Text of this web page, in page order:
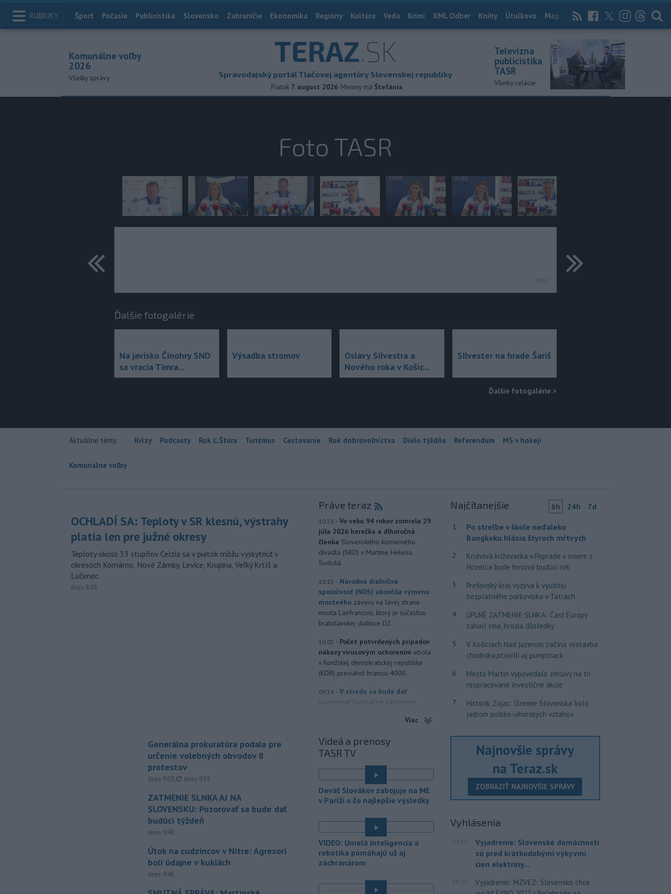
RUBRIKY Index
Šport Počasie Publicistika Slovensko Zahraničie Ekonomika Regióny Kultúra Veda Krimi XML Odber Knihy Útulkovo Magazín News Now Archív
TERAZ.SK
Spravodajský portál Tlačovej agentúry Slovenskej republiky
Piatok 7. august 2026 Meniny má Štefánia
Komunálne voľby
2026
Všetky správy
Televízna
publicistika
TASR
Všetky relácie
Foto TASR
Zdroj:
predchádzajúce ďalšie
Ďalšie fotogalérie
Na javisko Činohry SND
sa vracia Timra...
Výsadba stromov
Oslavy Silvestra a
Nového roka v Košic...
Silvester na hrade Šariš
Ďalšie fotogalérie >
Aktuálne témy: Kvízy Podcasty Rok Ľ.Štúra Turizmus Cestovanie Rok dobrovoľníctva Dielo týždňa Referendum MS v hokeji
Komunálne voľby
OCHLADÍ SA: Teploty v SR klesnú, výstrahy
platia len pre južné okresy
Teploty okolo 33 stupňov Celzia sa v piatok môžu vyskytnúť v
okresoch Komárno, Nové Zámky, Levice, Krupina, Veľký Krtíš a
Lučenec.
dnes 8:08
Generálna prokuratúra podala pre
určenie volebných obvodov 8
protestov
dnes 9:03, aktualizované
dnes 9:55
ZATMENIE SLNKA AJ NA
SLOVENSKU: Pozorovať sa bude dať
budúci týždeň
dnes 9:40
Útok na cudzincov v Nitre: Agresori
boli údajne v kuklách
dnes 9:46
Práve teraz
10:23 - Vo veku 94 rokov zomrela 29.
júla 2026 herečka a dlhoročná
členka Slovenského komorného
divadla (SKD) v Martine Helena
Sudická.
10:15 - Národná diaľničná
spoločnosť (NDS) ukončila výmenu
mostného záveru na ľavej strane
mosta Lanfranconi, ktorý je súčasťou
bratislavskej diaľnice D2.
10:02 - Počet potvrdených prípadov
nákazy vírusovým ochorením ebola
v Konžskej demokratickej republike
(KDR) presiahol hranicu 4000.
09:24 - V stredu sa bude dať
pozorovať čiastočné zatmenie
podala v súvislosti s určením
volebnýchobvodov celkovo osem
piatim uzneseniam mestských
zastupiteľstiev a trom uzneseniam
zastupiteľstiev samosprávnych krajov.
Richard Raši (Hlas-SD) odsudzuje
útok na mladých ľudí zo zahraničia,
ktorý sa stal v Nitre. Verí, že polícia
páchateľov nájde a za tento čin
ponesú následky.
08:08 - Teploty na Slovensku v
Viac
Videá a prenosy
TASR TV
Deväť Slovákov zabojuje na ME
v Paríži o čo najlepšie výsledky
VIDEO: Umelá inteligencia a
robotika pomáhajú už aj
záchranárom
Najčítanejšie 6h 24h 7d
1
Po streľbe v škole neďaleko
Bangkoku hlásia štyroch mŕtvych
2
Kruhová križovatka v Poprade v smere z
Hozelca bude hotová budúci rok
3
Prešovský kraj vyzýva k využitiu
bezplatného parkoviska v Tatrách
4
ÚPLNÉ ZATMENIE SLNKA: Časť Európy
zahalí tma, hrozia dôsledky
5
V Košiciach Nad jazerom začína výstavba
chodníka,otvorili aj pumptrack
6
Mesto Martin vypovedalo zmluvy na tri
rozpracované investičné akcie
7
Historik Zajac: Územie Slovenska bolo
jadrom poľsko-uhorských vzťahov
Najnovšie správy
na Teraz.sk
ZOBRAZIŤ NAJNOVŠIE SPRÁVY
Vyhlásenia
07:55
Vyjadrenie: Slovenské domácnosti
sú pred krátkodobými výkyvmi
cien elektriny...
18:12
Vyjadrenie: MZVEZ: Slovensko chce